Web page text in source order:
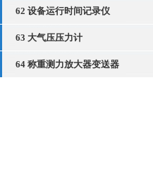
62 设备运行时间记录仪
63 大气压压力计
64 称重测力放大器变送器